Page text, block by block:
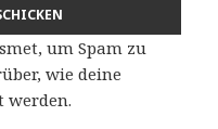
um Spam zu
wie deine
werden.